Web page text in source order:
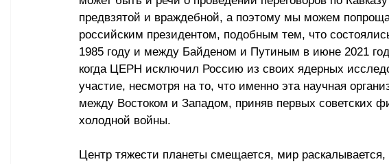
предвзятой и враждебной, а поэтому мы можем
российским президентом, подобным тем, что
1985 году и между Байденом и Путиным в июне 2021
когда ЦЕРН исключил Россию из своих ядерных
участие, несмотря на то, что именно эта научная
между Востоком и Западом, приняв первых советских
холодной войны.
Центр тяжести планеты смещается, мир раскалывается,